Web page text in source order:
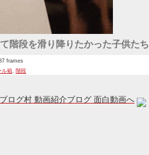
階段を滑り降りたかった子供たち
frames
ル箱 階段